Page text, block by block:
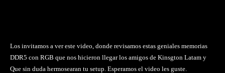
Los invitamos a ver este video, donde revisamos estas geniales memorias
DDR5 con RGB que nos hicieron llegar los amigos de Kinsgton Latam y
Que sin duda hermosearan tu setup. Esperamos el video les guste.